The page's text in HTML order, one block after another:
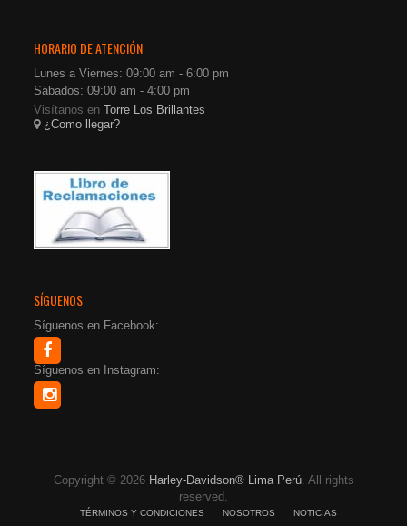
HORARIO DE ATENCIÓN
Lunes a Viernes: 09:00 am - 6:00 pm
Sábados: 09:00 am - 4:00 pm
Visítanos enTorre Los Brillantes
¿Como llegar?
SÍGUENOS
Síguenos en Facebook:
Síguenos en Instagram:
Copyright © 2026 Harley-Davidson® Lima Perú. All rights
reserved.
TÉRMINOS Y CONDICIONES NOSOTROS NOTICIAS